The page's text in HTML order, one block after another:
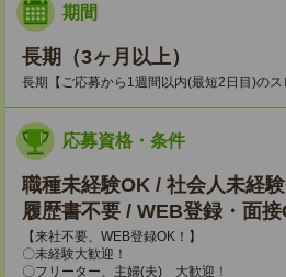
期間
長期（3ヶ月以上）
長期【ご応募から1週間以内(最短2日目)の
応募資格・条件
職種未経験OK / 社会人未経
履歴書不要 / WEB登録・面
【来社不要、WEB登録OK！】
〇未経験大歓迎！
〇フリーター、主婦(夫) 大歓迎！